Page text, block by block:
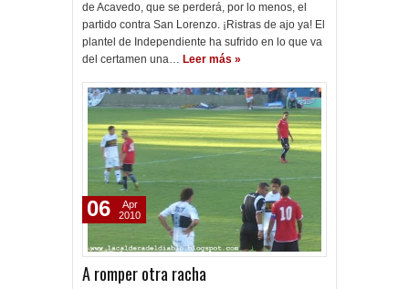
de Acavedo, que se perderá, por lo menos, el
partido contra San Lorenzo. ¡Ristras de ajo ya! El
plantel de Independiente ha sufrido en lo que va
del certamen una… Leer más »
A romper otra racha
06
Apr
2010